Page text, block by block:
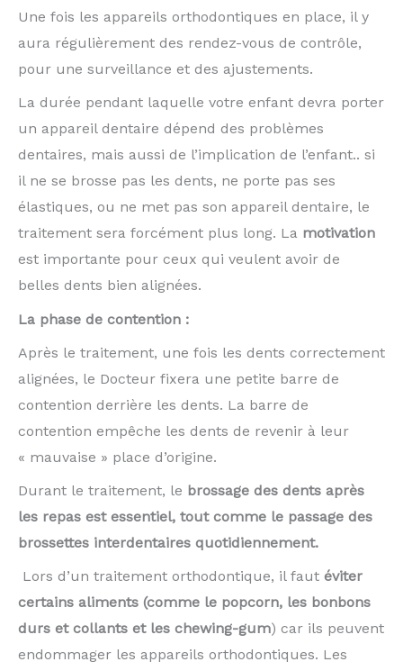
Une fois les appareils orthodontiques en place, il y
aura régulièrement des rendez-vous de contrôle,
pour une surveillance et des ajustements.
La durée pendant laquelle votre enfant devra porter
un appareil dentaire dépend des problèmes
dentaires, mais aussi de l’implication de l’enfant.. si
il ne se brosse pas les dents, ne porte pas ses
élastiques, ou ne met pas son appareil dentaire, le
traitement sera forcément plus long. La motivation
est importante pour ceux qui veulent avoir de
belles dents bien alignées.
La phase de contention :
Après le traitement, une fois les dents correctement
alignées, le Docteur fixera une petite barre de
contention derrière les dents. La barre de
contention empêche les dents de revenir à leur
« mauvaise » place d’origine.
Durant le traitement, le brossage des dents après
les repas est essentiel, tout comme le passage des
brossettes interdentaires quotidiennement.
Lors d’un traitement orthodontique, il faut éviter
certains aliments (comme le popcorn, les bonbons
durs et collants et les chewing-gum) car ils peuvent
endommager les appareils orthodontiques. Les